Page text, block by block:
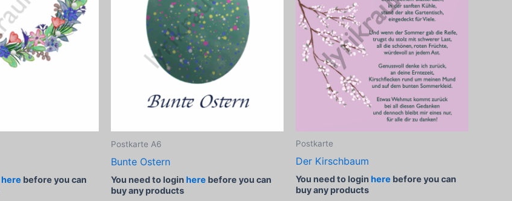
here before you can
Postkarte A6
Bunte Ostern
You need to login here before you can
buy any products
Postkarte
Der Kirschbaum
You need to login here before you can
buy any products